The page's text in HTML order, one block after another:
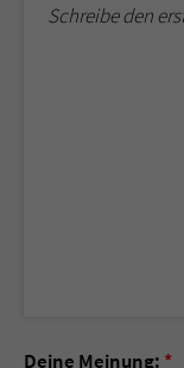
Schreibe den
Deine Meinung: *